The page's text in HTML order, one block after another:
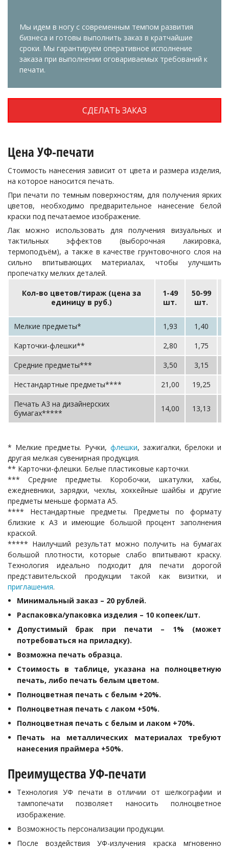
Мы идем в ногу с современным темпом развития
бизнеса и готовы выполнить заказ в кратчайшие
сроки. Мы гарантируем оперативное исполнение
заказа при выполнении оговариваемых требований к
печати.
СДЕЛАТЬ ЗАКАЗ
Цена УФ-печати
Стоимость нанесения зависит от цвета и размера изделия,
на которое наносится печать.
При печати по темным поверхностям, для получения ярких
цветов, необходимо предварительное нанесение белой
краски под печатаемое изображение.
Лак можно использовать для получения визуальных и
тактильных эффектов (выборочная лакировка,
термоподъём), а также в качестве грунтовочного слоя на
сильно впитывающих материалах, чтобы улучшить
пропечатку мелких деталей.
Кол-во цветов/тираж (цена за
единицу в руб.)
1-49
шт.
50-99
шт.
Мелкие предметы*
1,93 1,40
Карточки-флешки**
2,80 1,75
Средние предметы***
3,50 3,15
Нестандартные предметы****
21,00 19,25
Печать А3 на дизайнерских
бумагах*****
14,00 13,13
* Мелкие предметы. Ручки, флешки, зажигалки, брелоки и
другая мелкая сувенирная продукция.
** Карточки-флешки. Белые пластиковые карточки.
*** Средние предметы. Коробочки, шкатулки, хабы,
ежедневники, зарядки, чехлы, хоккейные шайбы и другие
предметы меньше формата А5.
**** Нестандартные предметы. Предметы по формату
близкие к А3 и имеющие большой процент заполнения
краской.
***** Наилучший результат можно получить на бумагах
большой плотности, которые слабо впитывают краску.
Технология идеально подходит для печати дорогой
представительской продукции такой как визитки, и
приглашения.
Минимальный заказ – 20 рублей.
Распаковка/упаковка изделия – 10 копеек/шт.
Допустимый брак при печати – 1% (может
потребоваться на приладку).
Возможна печать образца.
Стоимость в таблице, указана на полноцветную
печать, либо печать белым цветом.
Полноцветная печать с белым +20%.
Полноцветная печать с лаком +50%.
Полноцветная печать с белым и лаком +70%.
Печать на металлических материалах требуют
нанесения праймера +50%.
Преимущества УФ-печати
Технология УФ печати в отличии от шелкографии и
тампопечати позволяет наносить полноцветное
изображение.
Возможность персонализации продукции.
После воздействия УФ-излучения краска мгновенно